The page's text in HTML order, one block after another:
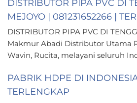
DISTRIBUTOR PIPA PVC DI
MEJOYO | 081231652266 |
DISTRIBUTOR PIPA PVC DI
Makmur Abadi Distributor Utama
Wavin, Rucita, melayani seluruh
PABRIK HDPE DI
TERLENGKAP